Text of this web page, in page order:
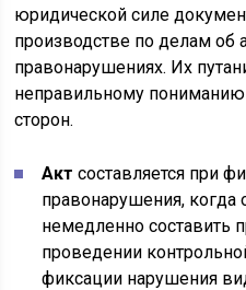
юридической силе
производстве по делам об
правонарушениях. Их
неправильному пониманию
сторон.
Акт составляется при
правонарушения, когда
немедленно составить
проведении
фиксации нарушения